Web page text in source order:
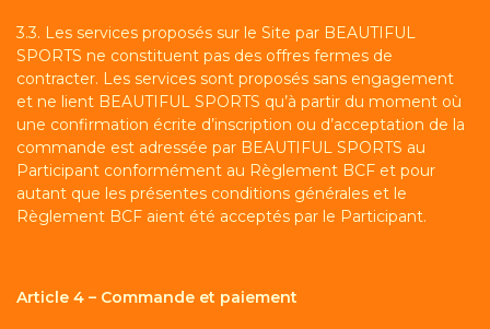
3.3. Les services proposés sur le Site par BEAUTIFUL
SPORTS ne constituent pas des offres fermes de
contracter. Les services sont proposés sans engagement
et ne lient BEAUTIFUL SPORTS qu’à partir du moment où
une confirmation écrite d’inscription ou d’acceptation de la
commande est adressée par BEAUTIFUL SPORTS au
Participant conformément au Règlement BCF et pour
autant que les présentes conditions générales et le
Règlement BCF aient été acceptés par le Participant.
Article 4 – Commande et paiement